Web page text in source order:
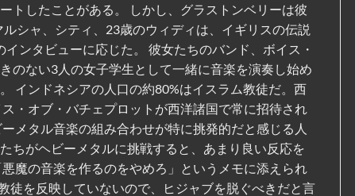
トしたことがある。 しかし、グラストンベリーは彼
シャ、シティ、23歳のウィディは、イギリスの伝説
ンタビューに応じた。 彼女たちのバンド、ボイス・
のない3人の女子学生として一緒に音楽を演奏し始め
インドネシアの人口の約80%はイスラム教徒だ。西
・オブ・バチェプロットが西洋諸国で常に招待され
メタル音楽の組み合わせが特に挑発的だと感じる人
ちがヘビーメタルに挑戦すると、あまり良い反応を
魔の音楽を作るのをやめろ」というメモに添えられ
徒を反映していないので、ヒジャブを脱ぐべきだと言